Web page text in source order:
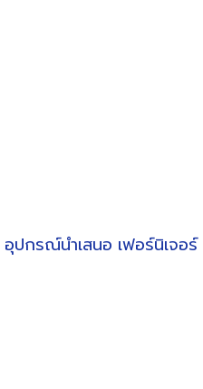
อุปกรณ์นำเสนอ เฟอร์นิเจอร์